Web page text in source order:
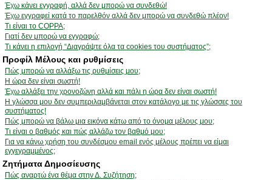
Έχω κάνει εγγραφή, αλλά δεν μπορώ να συνδεθώ!
Έχω εγγραφεί κατά το παρελθόν αλλά δεν μπορώ να συνδεθώ πλέον!
Τι είναι το COPPA;
Γιατί δεν μπορώ να εγγραφώ;
Τι κάνει η επιλογή “Διαγράψτε όλα τα cookies του συστήματος”;
Προφίλ Μέλους και ρυθμίσεις
Πώς μπορώ να αλλάξω τις ρυθμίσεις μου;
Η ώρα δεν είναι σωστή!
Έχω αλλάξει την χρονοζώνη αλλά και πάλι η ώρα δεν είναι σωστή!
Η γλώσσα μου δεν συμπεριλαμβάνεται στον κατάλογο με τις γλώσσες του
συστήματος!
Πώς μπορώ να βάλω μια εικόνα κάτω από το όνομα μέλους μου;
Τι είναι ο βαθμός και πώς αλλάζω τον βαθμό μου;
Για να κάνω χρήση του συνδέσμου email ενός μέλους πρέπει να είμαι
εγγεγραμμένος;
Ζητήματα Δημοσίευσης
Πώς αναρτώ ένα θέμα στην Δ. Συζήτηση;